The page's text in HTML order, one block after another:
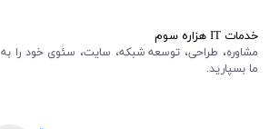
خدمات IT هزاره سوم
مشاوره، طراحی، توسعه شبکه، سایت، سئوی خود را به
ما بسپارید.